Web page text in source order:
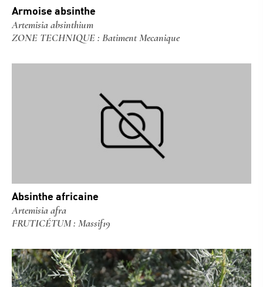
Armoise absinthe
Artemisia absinthium
ZONE TECHNIQUE : Batiment Mecanique
Absinthe africaine
Artemisia afra
FRUTICÉTUM : Massif19